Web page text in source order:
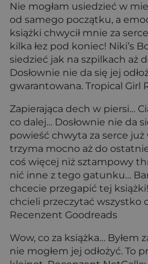
Nie mogłam usiedzieć w
od samego początku, a
książki chwycił mnie za
kilka łez pod koniec! Niki’s
siedzieć jak na szpilkach aż
Dosłownie nie da się jej
gwarantowana. Tropical Girl
Zapierająca dech w piersi…
co dalej… Dosłownie nie da
powieść chwyta za serce
trzyma mocno aż do
coś więcej niż sztampowy
nić inne z tego gatunku…
chcecie przegapić tej
chcieli przeczytać wszystko
Recenzent Goodreads
Wow, co za książka… Byłem
nie mogłem jej odłożyć. To